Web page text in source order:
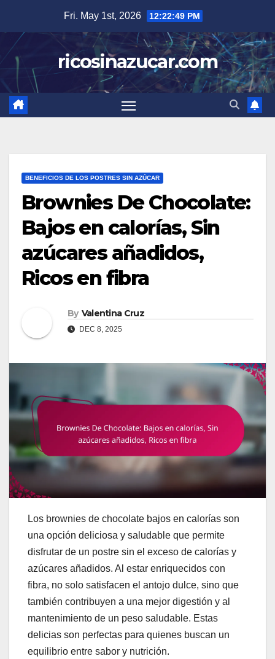
content
Fri. May 1st, 2026 12:22:50 PM
ricosinazucar.com
BENEFICIOS DE LOS POSTRES SIN AZÚCAR
Brownies De Chocolate:
Bajos en calorías, Sin
azúcares añadidos,
Ricos en fibra
By Valentina Cruz
DEC 8, 2025
Los brownies de chocolate bajos en calorías son
una opción deliciosa y saludable que permite
disfrutar de un postre sin el exceso de calorías y
azúcares añadidos. Al estar enriquecidos con
fibra, no solo satisfacen el antojo dulce, sino que
también contribuyen a una mejor digestión y al
mantenimiento de un peso saludable. Estas
delicias son perfectas para quienes buscan un
equilibrio entre sabor y nutrición.